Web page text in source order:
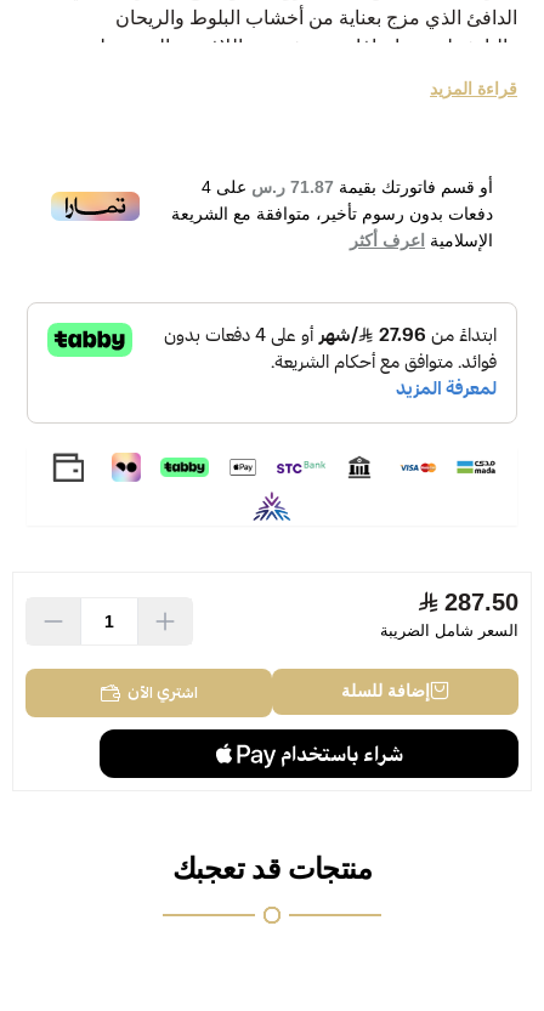
الدافئ الذي مزج بعناية من أخشاب البلوط والريحان
والباتشولي مع إضافات منعشة من اللافندر والصنوبر ليجمع بين
عبق التاريخ وجمال الحاضر في زجاجة واحدة
نبذة عن الماركة:
شغفه الشديد بالمجال جعل والدته تدفع به للتدريب والدراسة
حتى أطلق أول عطر في عام 1911 ثم بيع الشركة بعد ذلك
قراءة المزيد
أو قسم فاتورتك بقيمة 71.87 ر.س على 4
دفعات بدون رسوم تأخير، متوافقة مع الشريعة
الإسلامية اعرف أكثر
287.50
السعر شامل الضريبة
إضافة للسلة اشتري الآن
منتجات قد تعجبك